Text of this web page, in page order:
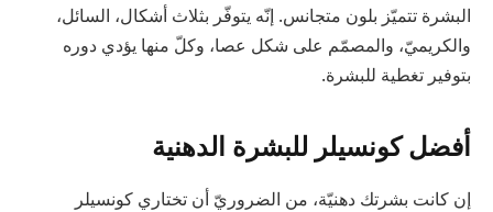
البشرة تتميّز بلون متجانس. إنّه يتوفّر بثلاث أشكال، السائل،
والكريميّ، والمصمّم على شكل عصا، وكلّ منها يؤدي دوره
بتوفير تغطية للبشرة.
أفضل كونسيلر للبشرة الدهنية
إن كانت بشرتك دهنيّة، من الضروريّ أن تختاري كونسيلر